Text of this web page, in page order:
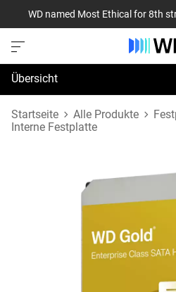
WD named Most Ethical for 8th
Übersicht
Technische Daten
Startseite Alle Produkte
Interne Festplatte